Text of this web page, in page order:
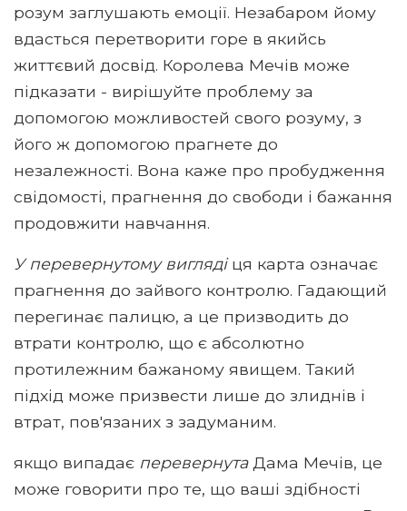
розум заглушають емоції. Незабаром йому
вдасться перетворити горе в якийсь
життєвий досвід. Королева Мечів може
підказати - вирішуйте проблему за
допомогою можливостей свого розуму, з
його ж допомогою прагнете до
незалежності. Вона каже про пробудження
свідомості, прагнення до свободи і бажання
продовжити навчання.
У перевернутому виглядіця карта означає
прагнення до зайвого контролю. Гадающий
перегинає палицю, а це призводить до
втрати контролю, що є абсолютно
протилежним бажаному явищем. Такий
підхід може призвести лише до злиднів і
втрат, пов'язаних з задуманим.
якщо випадає перевернутаДама Мечів, це
може говорити про те, що ваші здібності